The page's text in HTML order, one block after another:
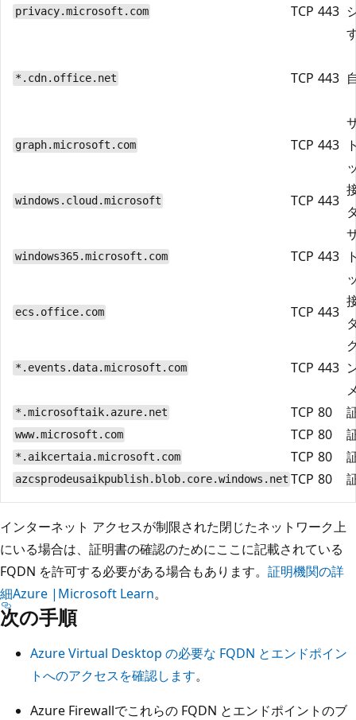
privacy.microsoft.com TCP 443
*.cdn.office.net TCP 443
graph.microsoft.com TCP 443
windows.cloud.microsoft TCP 443
windows365.microsoft.com TCP 443
ecs.office.com TCP 443
*.events.data.microsoft.com TCP 443
*.microsoftaik.azure.net TCP 80
www.microsoft.com TCP 80
*.aikcertaia.microsoft.com TCP 80
azcsprodeusaikpublish.blob.core.windows.net TCP 80
インターネット アクセスが制限された閉じたネットワーク上
にいる場合は、証明書の確認のためにここに記載されている
FQDN を許可する必要がある場合もあります。 証明機関の詳
細Azure |Microsoft Learn。
次の手順
Azure Virtual Desktop の必要な FQDN とエンドポイン
トへのアクセスを確認します。
Azure Firewallでこれらの FQDN とエンドポイントのブ